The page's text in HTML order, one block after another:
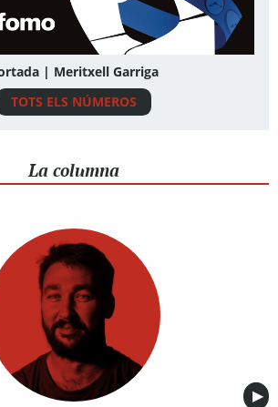
| Meritxell Garriga
TOTS ELS NÚMEROS
La columna
▶︎